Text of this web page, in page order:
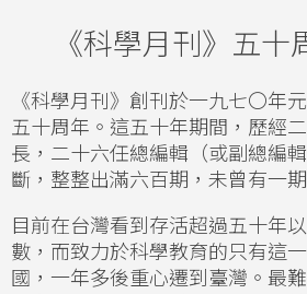
《科學月刊》五十
《科學月刊》創刊於一九七〇年
五十周年。這五十年期間，歷經
長，二十六任總編輯（或副總編
斷，整整出滿六百期，未曾有一期
目前在台灣看到存活超過五十年
數，而致力於科學教育的只有這
國，一年多後重心遷到臺灣。最